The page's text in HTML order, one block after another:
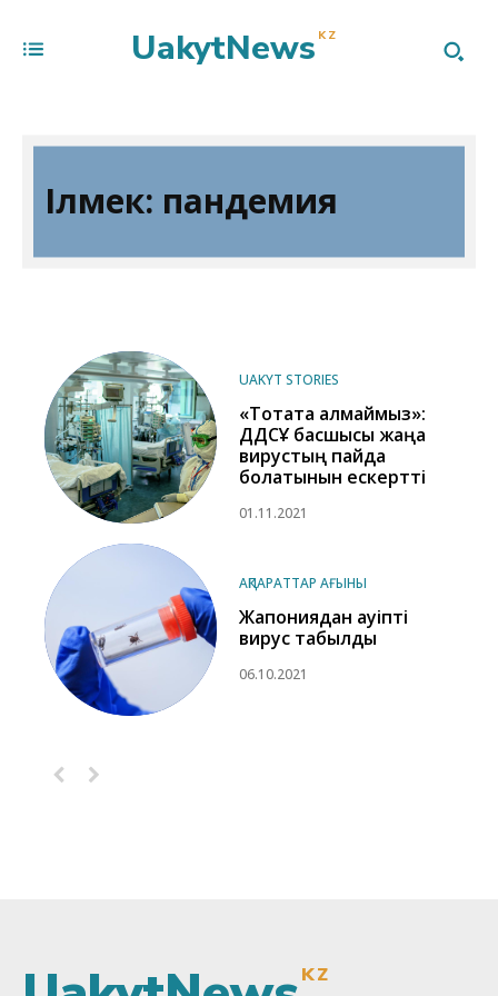
UakytNews KZ
Ілмек: пандемия
UAKYT STORIES
«Тоқтата алмаймыз»:
ДДСҰ басшысы жаңа
вирустың пайда
болатынын ескертті
01.11.2021
АҚПАРАТТАР АҒЫНЫ
Жапониядан қауіпті
вирус табылды
06.10.2021
KZ